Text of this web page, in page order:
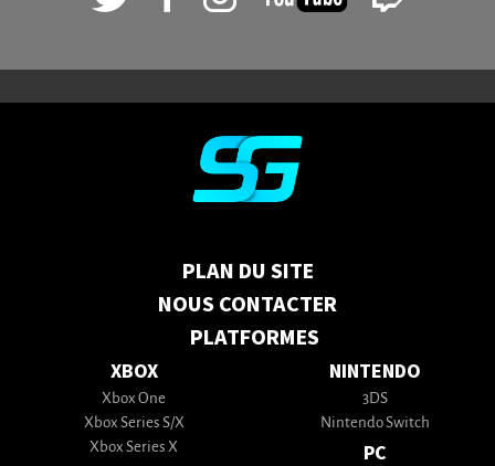
PLAN DU SITE
NOUS CONTACTER
PLATFORMES
XBOX
Xbox One
Xbox Series S/X
Xbox Series X
NINTENDO
3DS
Nintendo Switch
PC